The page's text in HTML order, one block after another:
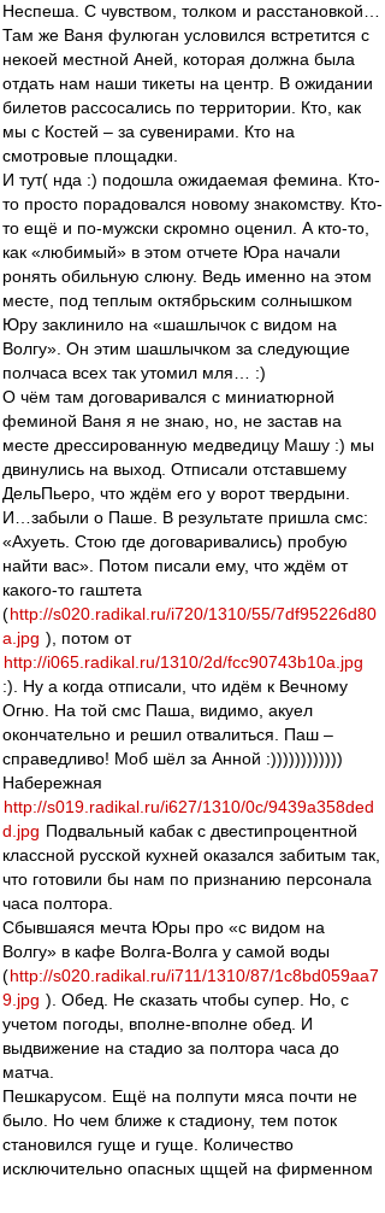
Неспеша. С чувством, толком и расстановкой…
Там же Ваня фулюган условился встретится с
некоей местной Аней, которая должна была
отдать нам наши тикеты на центр. В ожидании
билетов рассосались по территории. Кто, как
мы с Костей – за сувенирами. Кто на
смотровые площадки.
И тут( нда :) подошла ожидаемая фемина. Кто-
то просто порадовался новому знакомству. Кто-
то ещё и по-мужски скромно оценил. А кто-то,
как «любимый» в этом отчете Юра начали
ронять обильную слюну. Ведь именно на этом
месте, под теплым октябрьским солнышком
Юру заклинило на «шашлычок с видом на
Волгу». Он этим шашлычком за следующие
полчаса всех так утомил мля… :)
О чём там договаривался с миниатюрной
феминой Ваня я не знаю, но, не застав на
месте дрессированную медведицу Машу :) мы
двинулись на выход. Отписали отставшему
ДельПьеро, что ждём его у ворот твердыни.
И…забыли о Паше. В результате пришла смс:
«Ахуеть. Стою где договаривались) пробую
найти вас». Потом писали ему, что ждём от
какого-то гаштета
(http://s020.radikal.ru/i720/1310/55/7df95226d80
a.jpg ), потом от
http://i065.radikal.ru/1310/2d/fcc90743b10a.jpg
:). Ну а когда отписали, что идём к Вечному
Огню. На той смс Паша, видимо, акуел
окончательно и решил отвалиться. Паш –
справедливо! Моб шёл за Анной :))))))))))))
Набережная
http://s019.radikal.ru/i627/1310/0c/9439a358ded
d.jpg Подвальный кабак с двестипроцентной
классной русской кухней оказался забитым так,
что готовили бы нам по признанию персонала
часа полтора.
Сбывшаяся мечта Юры про «с видом на
Волгу» в кафе Волга-Волга у самой воды
(http://s020.radikal.ru/i711/1310/87/1c8bd059aa7
9.jpg ). Обед. Не сказать чтобы супер. Но, с
учетом погоды, вполне-вполне обед. И
выдвижение на стадио за полтора часа до
матча.
Пешкарусом. Ещё на полпути мяса почти не
было. Но чем ближе к стадиону, тем поток
становился гуще и гуще. Количество
исключительно опасных щщей на фирменном